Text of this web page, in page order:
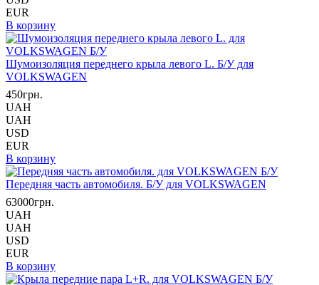
EUR
В корзину
Шумоизоляция переднего крыла левого L. Б/У для
VOLKSWAGEN
450грн.
UAH
UAH
USD
EUR
В корзину
Передняя часть автомобиля. Б/У для VOLKSWAGEN
63000грн.
UAH
UAH
USD
EUR
В корзину